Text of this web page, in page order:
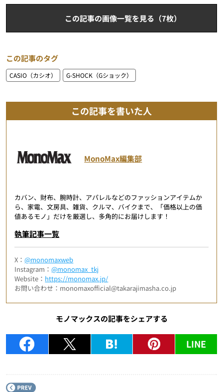
この記事の画像一覧を見る（7枚）
この記事のタグ
CASIO（カシオ） G-SHOCK（Gショック）
この記事を書いた人
MonoMax編集部
カバン、財布、腕時計、アパレルなどのファッションアイテムか
ら、家電、文房具、雑貨、クルマ、バイクまで、「価格以上の価
値あるモノ」だけを厳選し、多角的にお届けします！
執筆記事一覧
X：@monomaxweb
Instagram：@monomax_tkj
Website： https://monomax.jp/
お問い合わせ：monomaxofficial@takarajimasha.co.jp
モノマックスの記事をシェアする
LINE